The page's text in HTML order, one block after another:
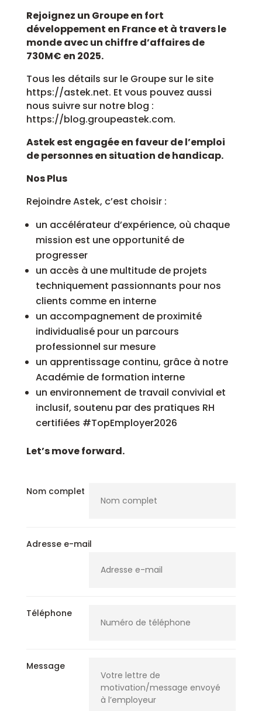
Rejoignez un Groupe en fort
développement en France et à travers le
monde avec un chiffre d’affaires de
730M€ en 2025.
Tous les détails sur le Groupe sur le site
https://astek.net. Et vous pouvez aussi
nous suivre sur notre blog :
https://blog.groupeastek.com.
Astek est engagée en faveur de l’emploi
de personnes en situation de handicap.
Nos Plus
Rejoindre Astek, c’est choisir :
un accélérateur d’expérience, où chaque
mission est une opportunité de
progresser
un accès à une multitude de projets
techniquement passionnants pour nos
clients comme en interne
un accompagnement de proximité
individualisé pour un parcours
professionnel sur mesure
un apprentissage continu, grâce à notre
Académie de formation interne
un environnement de travail convivial et
inclusif, soutenu par des pratiques RH
certifiées #TopEmployer2026
Let’s move forward.
Nom complet
Adresse e-mail
Téléphone
Message